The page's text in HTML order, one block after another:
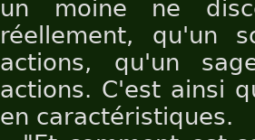
un moine ne
réellement, qu'un
actions, qu'un
actions. C'est ainsi
en caractéristiques.